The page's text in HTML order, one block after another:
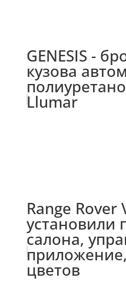
GENESIS -
кузова
Llumar
Range Rover
установили
салона,
цветов